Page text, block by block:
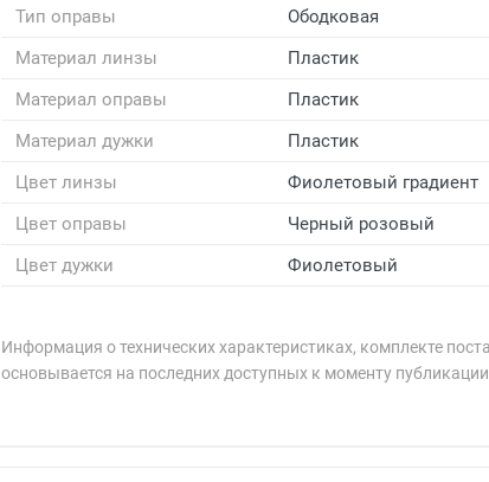
Тип оправы
Ободковая
Материал линзы
Пластик
Материал оправы
Пластик
Материал дужки
Пластик
Цвет линзы
Фиолетовый градиент
Цвет оправы
Черный розовый
Цвет дужки
Фиолетовый
Информация о технических характеристиках, комплекте
основывается на последних доступных к моменту